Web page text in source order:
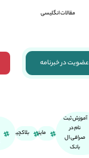
مقالات انگلیسی
عضویت در خبرنامه
آموزش ثبت
نام در
صرافی ال
بانک
ماینر بلاکچین